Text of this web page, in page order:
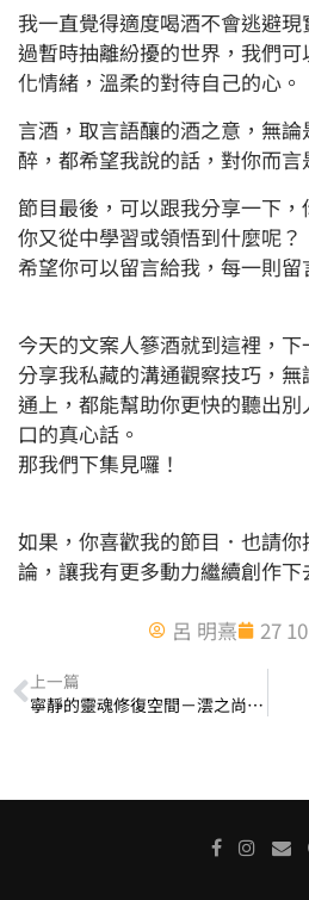
我一直覺得適度喝酒不會逃避
過暫時抽離紛擾的世界，我們
化情緒，溫柔的對待自己的心。
言酒，取言語釀的酒之意，無
醉，都希望我說的話，對你而
節目最後，可以跟我分享一下，
你又從中學習或領悟到什麼呢？
希望你可以留言給我，每一則留
今天的文案人篸酒就到這裡，
分享我私藏的溝通觀察技巧，
通上，都能幫助你更快的聽出
口的真心話。
那我們下集見囉！
如果，你喜歡我的節目．也請
論，讓我有更多動力繼續創作下
呂 明熹
27
上一篇
寧靜的靈魂修復空間－澐之尚WEINZEN